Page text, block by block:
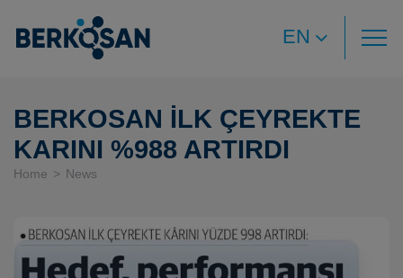
EN
BERKOSAN İLK ÇEYREKTE
KARINI %988 ARTIRDI
Home News